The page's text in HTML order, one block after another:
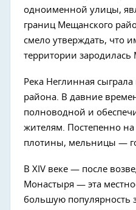
одноименной улицы,
границ Мещанского
смело утверждать, что
территории зародилась
Река Неглинная
района. В давние
полноводной и
жителям. Постепенно на
плотины, мельницы —
В XIV веке — после
Монастыря — эта
большую популярность